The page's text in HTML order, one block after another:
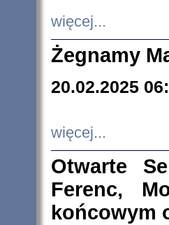
więcej...
Żegnamy
20.02.2025
więcej...
Otwarte
Ferenc,
końcowym